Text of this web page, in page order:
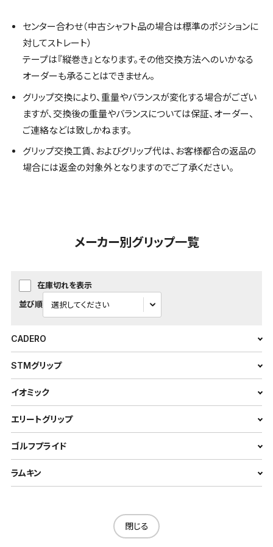
センター合わせ（中古シャフト品の場合は標準のポジションに
対してストレート）
テープは『縦巻き』となります。その他交換方法へのいかなる
オーダーも承ることはできません。
グリップ交換により、重量やバランスが変化する場合がござい
ますが、交換後の重量やバランスについては保証、オーダー、
ご連絡などは致しかねます。
グリップ交換工賃、およびグリップ代は、お客様都合の返品の
場合には返金の対象外となりますのでご了承ください。
メーカー別グリップ一覧
在庫切れを表示
並び順
CADERO
STMグリップ
イオミック
エリートグリップ
ゴルフプライド
ラムキン
閉じる